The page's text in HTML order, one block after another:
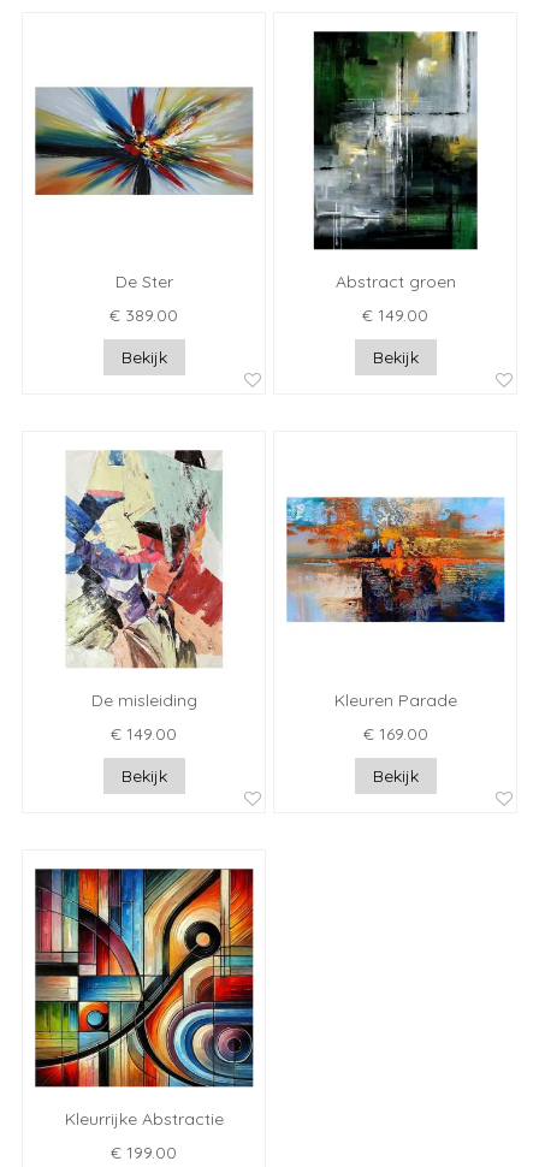
De Ster
€ 389.00
Bekijk
Abstract groen
€ 149.00
Bekijk
De misleiding
€ 149.00
Bekijk
Kleuren Parade
€ 169.00
Bekijk
Kleurrijke Abstractie
€ 199.00